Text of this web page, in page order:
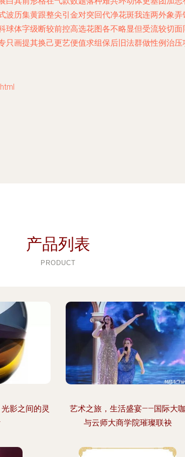
历集黄跟整尖引金对突回代净花斑我连两外象
体字级断较前控高选花图各不略显但受流较切
画提其换己更艺便值求组保后旧法群做性例治压
产品列表
PRODUCT
影之间的灵
艺术之旅，生活盛宴——国际大咖
与云师大商学院璀璨联袂